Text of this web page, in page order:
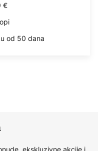
€
od 50 dana
ekskluzivne akcije i